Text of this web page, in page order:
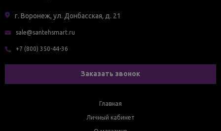
г. Воронеж, ул. Донбасская, д. 21
sale@santehsmart.ru
+7 (800) 350-44-36
Заказать звонок
Главная
Личный кабинет